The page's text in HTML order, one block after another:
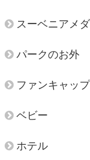
スーベニアメ
パークのお外
ファンキャップ
ベビー
ホテル